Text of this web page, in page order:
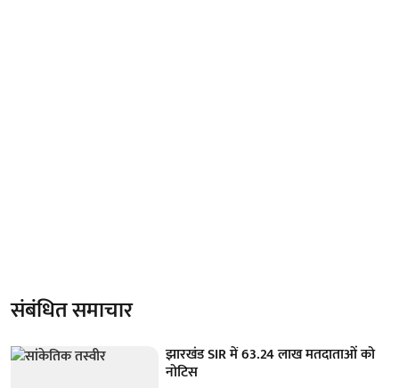
संबंधित समाचार
झारखंड SIR में 63.24 लाख मतदाताओं को
नोटिस